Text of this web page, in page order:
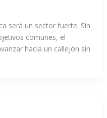
será un sector fuerte. Sin
comunes, el
hacia un callejón sin